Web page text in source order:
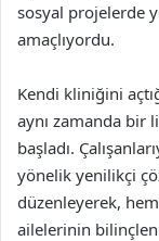
sosyal projelerde
amaçlıyordu.
Kendi kliniğini
aynı zamanda bir
başladı.
yönelik yenilikçi
düzenleyerek,
ailelerinin